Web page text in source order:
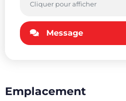
Cliquer pour afficher
Message
Emplacement